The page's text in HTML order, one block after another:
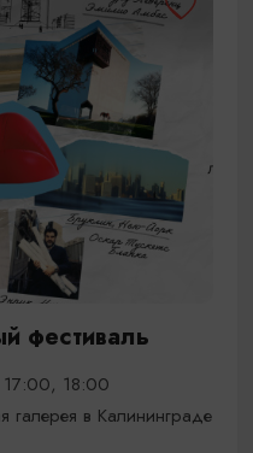
фестиваль
18:00
галерея в Калининграде